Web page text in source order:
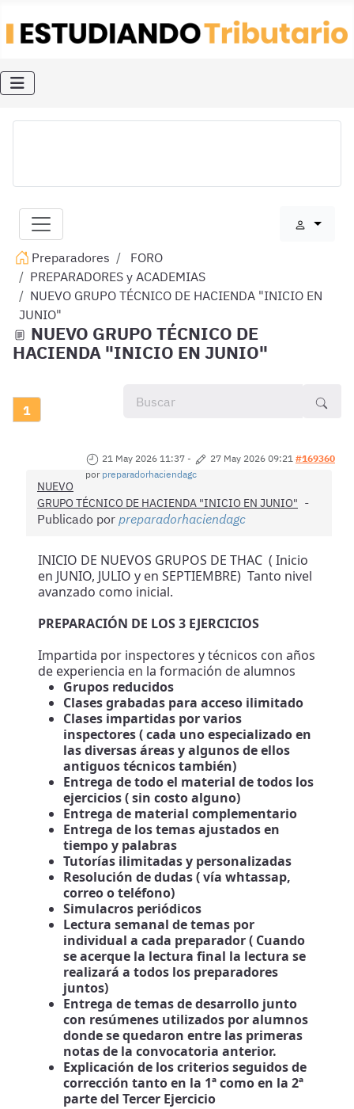
Preparadores
FORO
PREPARADORES y ACADEMIAS
NUEVO GRUPO TÉCNICO DE HACIENDA "INICIO EN
JUNIO"
NUEVO GRUPO TÉCNICO DE
HACIENDA "INICIO EN JUNIO"
1
21 May 2026 11:37 - 27 May 2026 09:21 #169360
por preparadorhaciendagc
NUEVO
GRUPO TÉCNICO DE HACIENDA "INICIO EN JUNIO"
Publicado por preparadorhaciendagc
INICIO DE NUEVOS GRUPOS DE THAC ( Inicio
en JUNIO, JULIO y en SEPTIEMBRE) Tanto nivel
avanzado como inicial.
PREPARACIÓN DE LOS 3 EJERCICIOS
Impartida por inspectores y técnicos con años
de experiencia en la formación de alumnos
Grupos reducidos
Clases grabadas para acceso ilimitado
Clases impartidas por varios
inspectores ( cada uno especializado en
las diversas áreas y algunos de ellos
antiguos técnicos también)
Entrega de todo el material de todos los
ejercicios ( sin costo alguno)
Entrega de material complementario
Entrega de los temas ajustados en
tiempo y palabras
Tutorías ilimitadas y personalizadas
Resolución de dudas ( vía whtassap,
correo o teléfono)
Simulacros periódicos
Lectura semanal de temas por
individual a cada preparador ( Cuando
se acerque la lectura final la lectura se
realizará a todos los preparadores
juntos)
Entrega de temas de desarrollo junto
con resúmenes utilizados por alumnos
donde se quedaron entre las primeras
notas de la convocatoria anterior.
Explicación de los criterios seguidos de
corrección tanto en la 1ª como en la 2ª
parte del Tercer Ejercicio